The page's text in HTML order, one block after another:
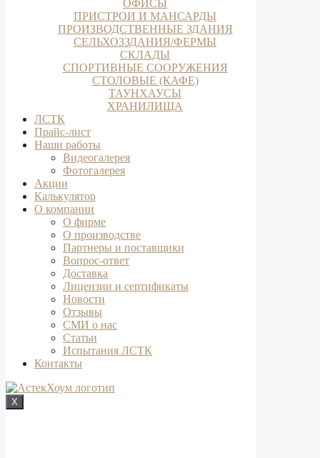
ОФИСЫ
ПРИСТРОИ И МАНСАРДЫ
ПРОИЗВОДСТВЕННЫЕ ЗДАНИЯ
СЕЛЬХОЗЗДАНИЯ/ФЕРМЫ
СКЛАДЫ
СПОРТИВНЫЕ СООРУЖЕНИЯ
СТОЛОВЫЕ (КАФЕ)
ТАУНХАУСЫ
ХРАНИЛИЩА
ЛСТК
Прайс-лист
Наши работы
Видеогалерея
Фотогалерея
Акции
Калькулятор
О компании
О фирме
О производстве
Партнеры и поставщики
Вопрос-ответ
Доставка
Лицензии и сертификаты
Новости
Отзывы
СМИ о нас
Статьи
Испытания ЛСТК
Контакты
X